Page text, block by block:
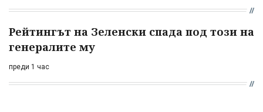
Рейтингът на Зеленски спада под този на
генералите му
преди 1 час